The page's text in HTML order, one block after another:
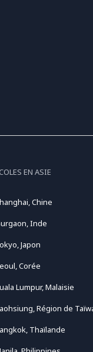
EN ASIE
Chine
Inde
Japon
Corée
Lumpur, Malaisie
Région de
Thaïlande